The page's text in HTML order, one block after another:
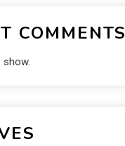
COMMENTS